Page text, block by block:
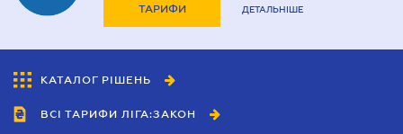
ТАРИФИ ДЕТАЛЬНІШЕ
КАТАЛОГ РІШЕНЬ
ВСІ ТАРИФИ ЛІГА:ЗАКОН